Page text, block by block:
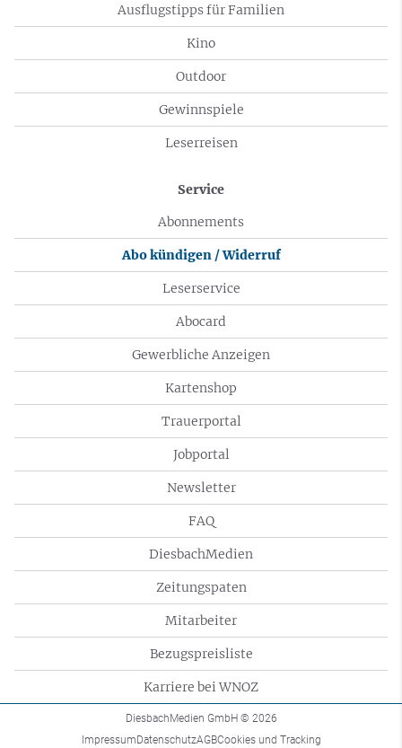
Ausflugstipps für Familien
Kino
Outdoor
Gewinnspiele
Leserreisen
Service
Abonnements
Abo kündigen / Widerruf
Leserservice
Abocard
Gewerbliche Anzeigen
Kartenshop
Trauerportal
Jobportal
Newsletter
FAQ
DiesbachMedien
Zeitungspaten
Mitarbeiter
Bezugspreisliste
Karriere bei WNOZ
DiesbachMedien GmbH © 2026
ImpressumDatenschutzAGBCookies und Tracking